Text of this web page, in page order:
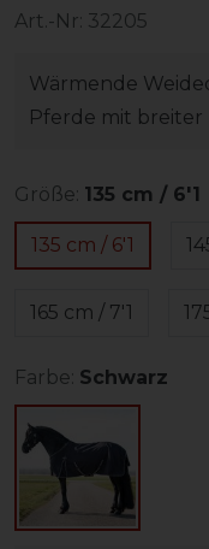
Art.-Nr: 32205
Wärmende
Pferde mit breiter
Größe: 135 cm / 6'1
135 cm / 6'1
165 cm / 7'1
Farbe: Schwarz